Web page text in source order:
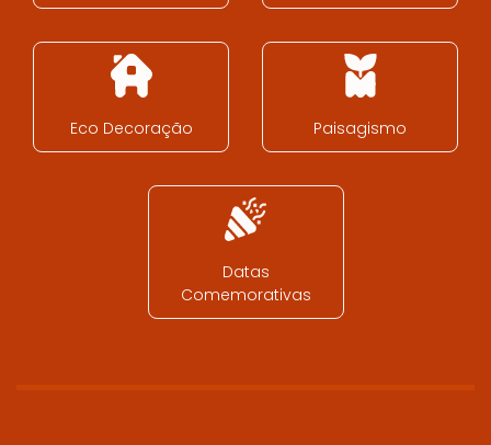
Eco Decoração Paisagismo
Datas
Comemorativas